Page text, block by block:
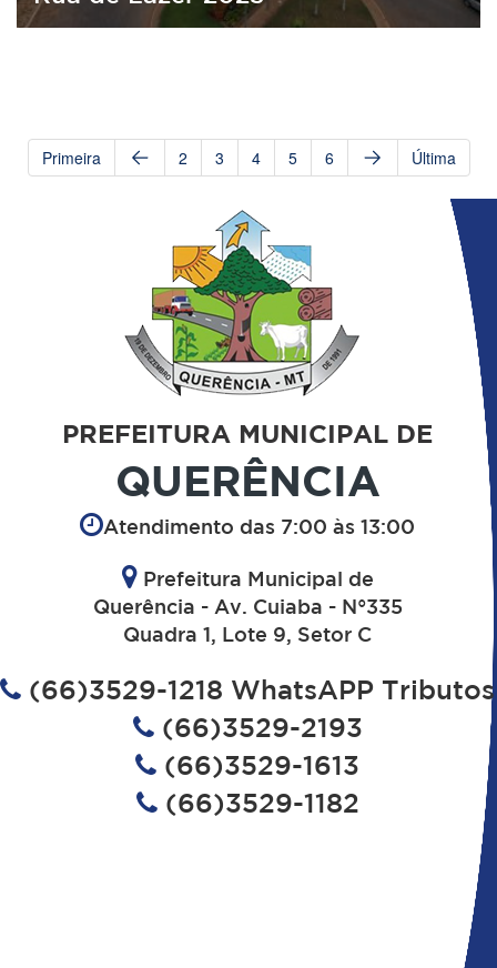
Primeira 2 3 4 5 6 Última
PREFEITURA MUNICIPAL DE
QUERÊNCIA
Atendimento das 7:00 às 13:00
Prefeitura Municipal de
Querência - Av. Cuiaba - N°335
Quadra 1, Lote 9, Setor C
(66)3529-1218 WhatsAPP Tributos
(66)3529-2193
(66)3529-1613
(66)3529-1182